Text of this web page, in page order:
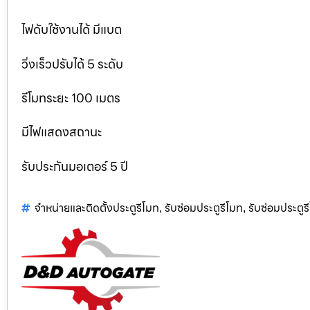
ไฟดับใช้งานได้ มีแบต
วิ่งเร็วปรับได้ 5 ระดับ
รีโมทระยะ 100 เมตร
มีไฟแสดงสถานะ
รับประกันมอเตอร์ 5 ปี
จำหน่ายและติดตั้งประตูรีโมท, รับซ่อมประตูรีโมท, รับซ่อมประตู